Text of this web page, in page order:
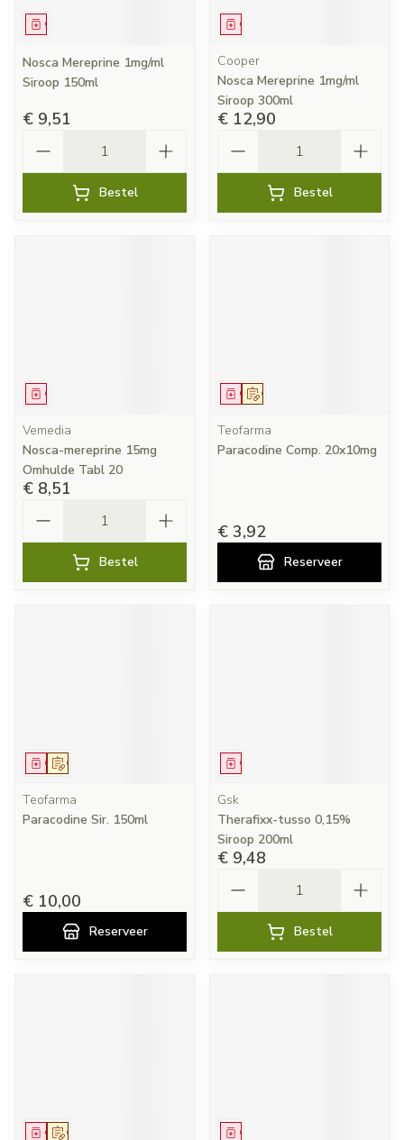
Geneesmiddel
Nosca Mereprine 1mg/ml
Siroop 150ml
€ 9,51
Bestel
Geneesmiddel
Cooper
Nosca Mereprine 1mg/ml
Siroop 300ml
€ 12,90
Bestel
Geneesmiddel
Vemedia
Nosca-mereprine 15mg
Omhulde Tabl 20
€ 8,51
Bestel
Op voorschrift
Geneesmiddel
Teofarma
Paracodine Comp. 20x10mg
€ 3,92
Reserveer
Op voorschrift
Geneesmiddel
Teofarma
Paracodine Sir. 150ml
€ 10,00
Reserveer
Geneesmiddel
Gsk
Therafixx-tusso 0,15%
Siroop 200ml
€ 9,48
Bestel
Op voorschrift
Geneesmiddel Geneesmiddel